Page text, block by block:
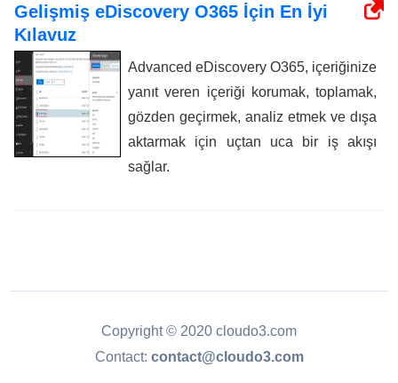
Gelişmiş eDiscovery O365 İçin En İyi
Kılavuz
Advanced eDiscovery O365, içeriğinize
yanıt veren içeriği korumak, toplamak,
gözden geçirmek, analiz etmek ve dışa
aktarmak için uçtan uca bir iş akışı
sağlar.
Copyright © 2020 cloudo3.com
Contact: contact@cloudo3.com